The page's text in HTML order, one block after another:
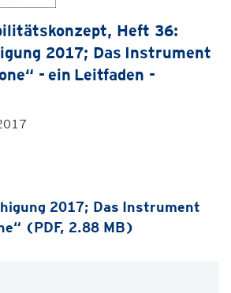
Heft 36:
2017; Das Instrument
- ein Leitfaden -
2017; Das Instrument
(PDF, 2.88 MB)